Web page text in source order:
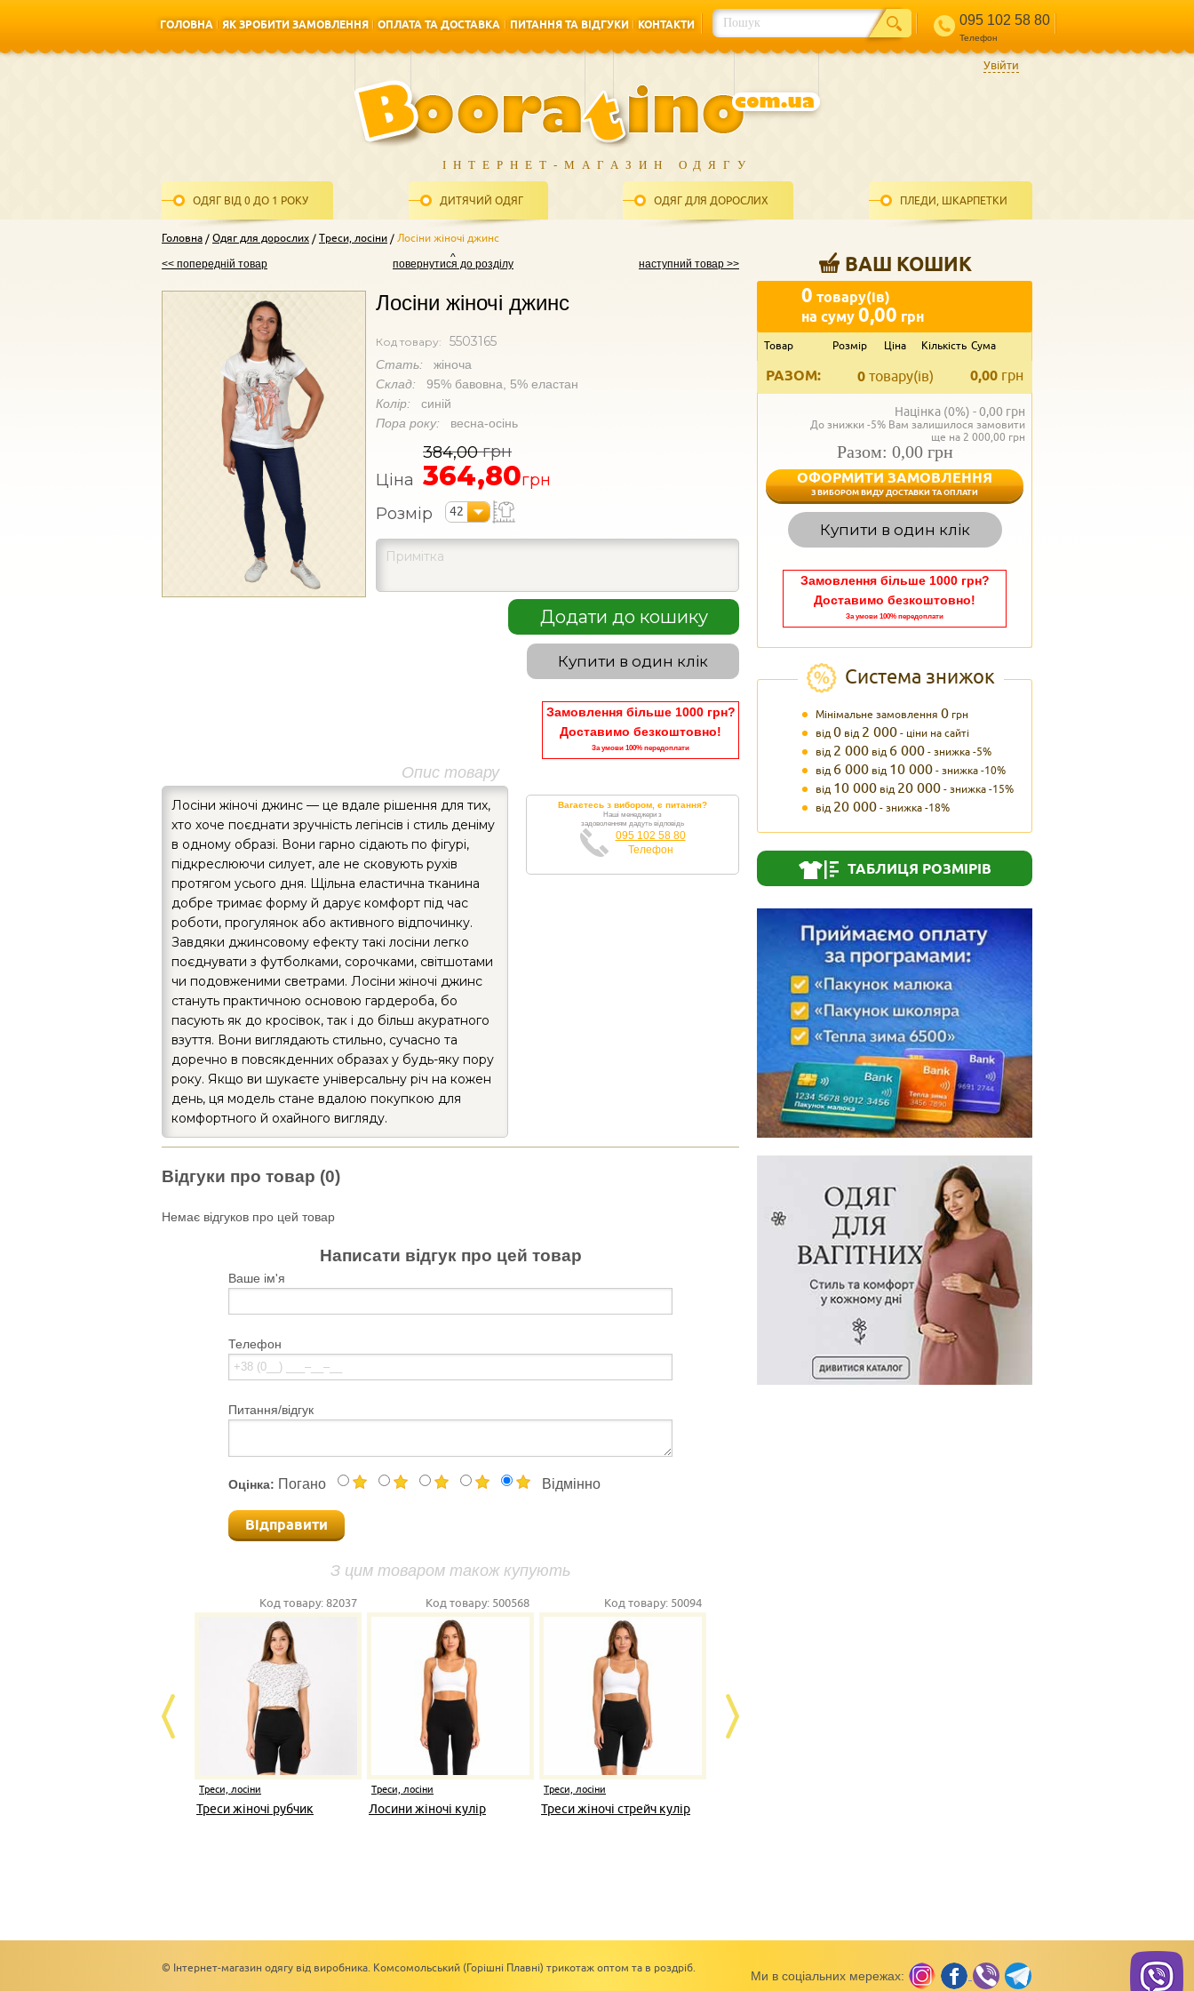
ГОЛОВНА
ЯК ЗРОБИТИ ЗАМОВЛЕННЯ
ОПЛАТА ТА ДОСТАВКА
ПИТАННЯ ТА ВІДГУКИ
КОНТАКТИ
095 102 58 80
Телефон
ІНТЕРНЕТ-МАГАЗИН ОДЯГУ
ОДЯГ ВІД 0 ДО 1 РОКУ ДИТЯЧИЙ ОДЯГ ОДЯГ ДЛЯ ДОРОСЛИХ ПЛЕДИ, ШКАРПЕТКИ
Увійти
Головна Одяг для дорослих Треси, лосіни Лосіни жіночі джинс
ВАШ КОШИК
0 товару(ів)
на суму0,00 грн
Товар Розмір Ціна Кількість Сума
РАЗОМ: 0,00 грн
0 товару(ів)
Націнка (0%) -0,00 грн
До знижки -5% Вам залишилося замовити
ще на 2 000,00 грн
Разом: 0,00 грн
ОФОРМИТИ ЗАМОВЛЕННЯ
З ВИБОРОМ ВИДУ ДОСТАВКИ ТА ОПЛАТИ
Купити в один клік
Замовлення більше 1000 грн?
Доставимо безкоштовно!
За умови 100% передоплати
Система знижок
Мінімальне замовлення 0 грн
від0 від 2 000- ціни на сайті
від 2 000 від 6 000- знижка -5%
від 6 000 від 10 000- знижка -10%
від 10 000 від 20 000- знижка -15%
від 20 000- знижка -18%
ТАБЛИЦЯ РОЗМІРІВ
<< попередній товар наступний товар >>
повернутися до розділу
Лосіни жіночі джинс
Код товару: 5503165
Стать: жіноча
Склад: 95% бавовна, 5% еластан
Колір: синій
Пора року: весна-осінь
Ціна
384,00грн
364,80грн
Розмір
42
Додати до кошику
Купити в один клік
Замовлення більше 1000 грн?
Доставимо безкоштовно!
За умови 100% передоплати
Опис товару
Лосіни жіночі джинс — це вдале рішення для тих,
хто хоче поєднати зручність легінсів і стиль деніму
в одному образі. Вони гарно сідають по фігурі,
підкреслюючи силует, але не сковують рухів
протягом усього дня. Щільна еластична тканина
добре тримає форму й дарує комфорт під час
роботи, прогулянок або активного відпочинку.
Завдяки джинсовому ефекту такі лосіни легко
поєднувати з футболками, сорочками, світшотами
чи подовженими светрами. Лосіни жіночі джинс
стануть практичною основою гардероба, бо
пасують як до кросівок, так і до більш акуратного
взуття. Вони виглядають стильно, сучасно та
доречно в повсякденних образах у будь-яку пору
року. Якщо ви шукаєте універсальну річ на кожен
день, ця модель стане вдалою покупкою для
комфортного й охайного вигляду.
Вагаєтесь з вибором, є питання?
Наші менеджери з
задоволенням дадуть відповідь
095 102 58 80
Телефон
Відгуки про товар (0)
Немає відгуков про цей товар
Написати відгук про цей товар
Ваше ім'я
Телефон
Питання/відгук
Оцінка: Погано Відмінно
Відправити
З цим товаром також купують
Код товару:82037
Треси, лосіни
Треси жіночі рубчик
Код товару: 500568
Треси, лосіни
Лосини жіночі кулір
Код товару: 50094
Треси, лосіни
Треси жіночі стрейч кулір
Ми в соціальних мережах:
© Інтернет-магазин одягу від виробника. Комсомольський (Горішні Плавні) трикотаж оптом та в роздріб.